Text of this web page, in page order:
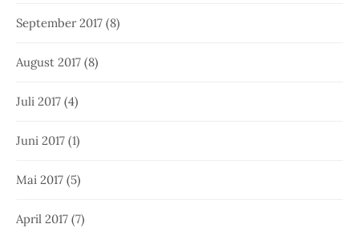
September 2017 (8)
August 2017 (8)
Juli 2017 (4)
Juni 2017 (1)
Mai 2017 (5)
April 2017 (7)